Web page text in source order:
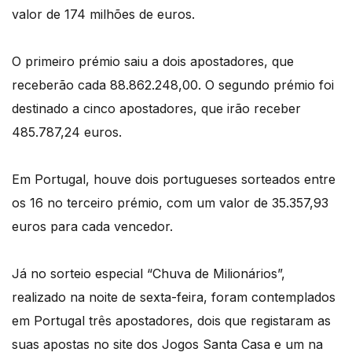
valor de 174 milhões de euros.
O primeiro prémio saiu a dois apostadores, que
receberão cada 88.862.248,00. O segundo prémio foi
destinado a cinco apostadores, que irão receber
485.787,24 euros.
Em Portugal, houve dois portugueses sorteados entre
os 16 no terceiro prémio, com um valor de 35.357,93
euros para cada vencedor.
Já no sorteio especial “Chuva de Milionários”,
realizado na noite de sexta-feira, foram contemplados
em Portugal três apostadores, dois que registaram as
suas apostas no site dos Jogos Santa Casa e um na